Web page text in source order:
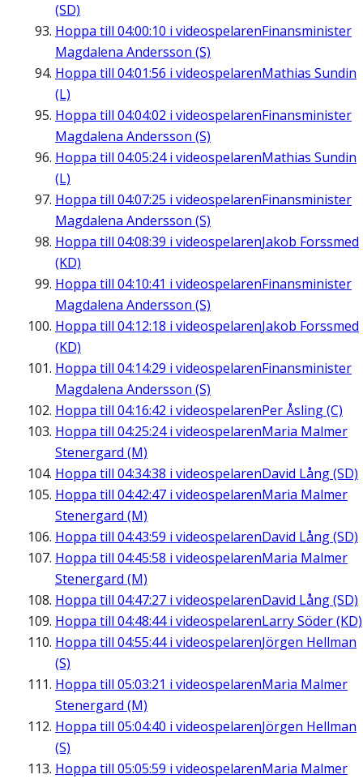
(SD)
Hoppa till 04:00:10 i videospelarenFinansminister
Magdalena Andersson (S)
Hoppa till 04:01:56 i videospelarenMathias Sundin
(L)
Hoppa till 04:04:02 i videospelarenFinansminister
Magdalena Andersson (S)
Hoppa till 04:05:24i videospelarenMathias Sundin
(L)
Hoppa till 04:07:25 i videospelarenFinansminister
Magdalena Andersson (S)
Hoppa till 04:08:39 i videospelarenJakob Forssmed
(KD)
Hoppa till 04:10:41 i videospelarenFinansminister
Magdalena Andersson (S)
Hoppa till 04:12:18 i videospelarenJakob Forssmed
(KD)
Hoppa till 04:14:29 i videospelarenFinansminister
Magdalena Andersson (S)
Hoppa till 04:16:42 i videospelarenPer Åsling (C)
Hoppa till 04:25:24i videospelarenMaria Malmer
Stenergard (M)
Hoppa till 04:34:38 i videospelarenDavid Lång (SD)
Hoppa till 04:42:47 i videospelarenMaria Malmer
Stenergard (M)
Hoppa till 04:43:59 i videospelarenDavid Lång (SD)
Hoppa till 04:45:58 i videospelarenMaria Malmer
Stenergard (M)
Hoppa till 04:47:27 i videospelarenDavid Lång (SD)
Hoppa till 04:48:44i videospelarenLarry Söder (KD)
Hoppa till 04:55:44i videospelarenJörgen Hellman
(S)
Hoppa till 05:03:21 i videospelarenMaria Malmer
Stenergard (M)
Hoppa till 05:04:40 i videospelarenJörgen Hellman
(S)
Hoppa till 05:05:59 i videospelarenMaria Malmer